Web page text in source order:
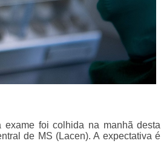
exame foi colhida na manhã desta
de MS (Lacen). A expectativa é